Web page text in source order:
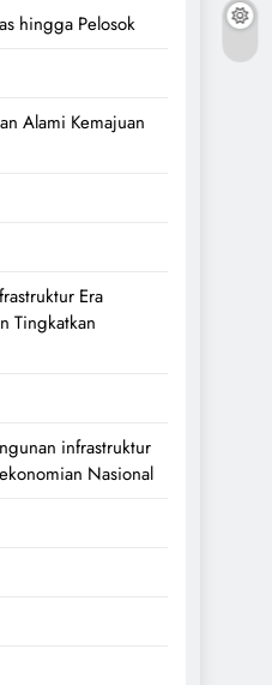
hingga Pelosok
Alami Kemajuan
Era
Tingkatkan
infrastruktur
Nasional